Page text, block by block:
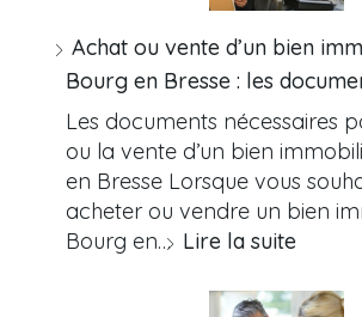
Achat ou vente d’un bien
Bourg en Bresse : les
Les documents nécessaires
ou la vente d’un bien
en Bresse Lorsque vous
acheter ou vendre un bien
Bourg en… Lire la suite